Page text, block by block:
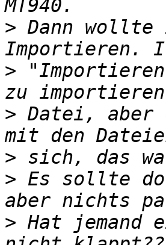
> Dann wollte
>
> Datei, aber
>
> Es sollte
> Hat jemand